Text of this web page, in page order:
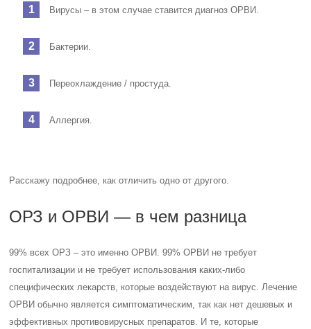
Вирусы – в этом случае ставится диагноз ОРВИ.
Бактерии.
Переохлаждение / простуда.
Аллергия.
Расскажу подробнее, как отличить одно от другого.
ОРЗ и ОРВИ — в чем разница
99% всех ОРЗ – это именно ОРВИ. 99% ОРВИ не требует
госпитализации и не требует использования каких-либо
специфических лекарств, которые воздействуют на вирус. Лечение
ОРВИ обычно является симптоматическим, так как нет дешевых и
эффективных противовирусных препаратов. И те, которые